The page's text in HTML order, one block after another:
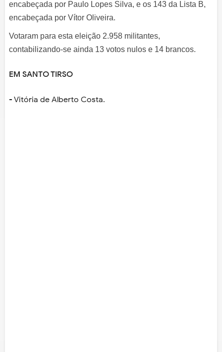
encabeçada por Paulo Lopes Silva, e os 143 da Lista B,
encabeçada por Vítor Oliveira.
Votaram para esta eleição 2.958 militantes,
contabilizando-se ainda 13 votos nulos e 14 brancos.
EM SANTO TIRSO
- Vitória de Alberto Costa.